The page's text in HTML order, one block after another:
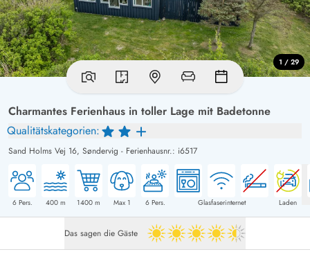
Charmantes Ferienhaus in toller Lage mit Badetonne
Qualitätskategorien:
Sand Holms Vej 16, Søndervig - Ferienhausnr.: i6517
6Pers. 400m 1400 m Max 1 6Pers. Glasfaserinternet Laden
1 / 29
Das sagen die Gäste 4.5 von 5